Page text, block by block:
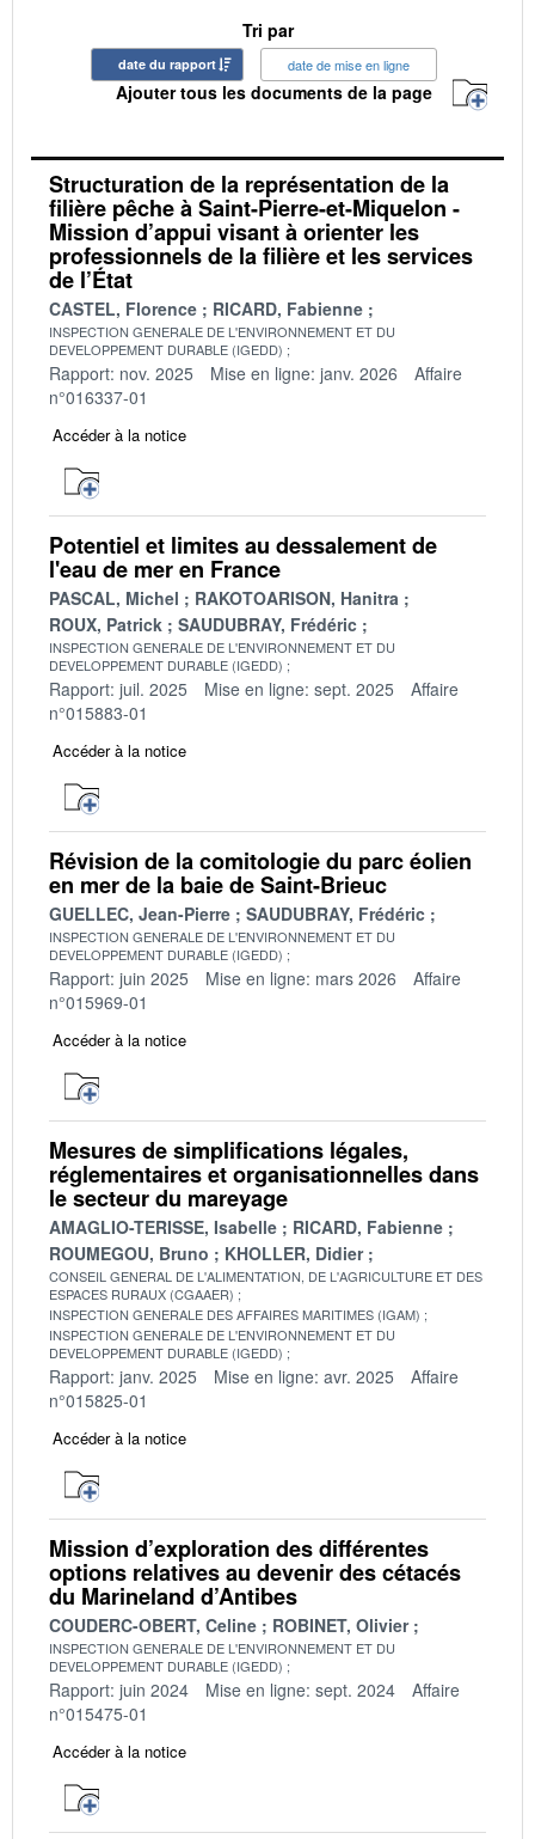
Tri par
date du rapport date de mise en ligne
Ajouter tous les documents de la page
Structuration de la représentation de la
filière pêche à Saint-Pierre-et-Miquelon -
Mission d’appui visant à orienter les
professionnels de la filière et les services
de l’État
CASTEL, Florence RICARD, Fabienne
INSPECTION GENERALE DE L'ENVIRONNEMENT ET DU
DEVELOPPEMENT DURABLE (IGEDD)
Rapport: nov. 2025 Mise en ligne: janv. 2026
Affaire
n°016337-01
Accéder à la notice
Potentiel et limites au dessalement de
l'eau de mer en France
PASCAL, Michel
RAKOTOARISON, Hanitra
ROUX, Patrick
SAUDUBRAY, Frédéric
INSPECTION GENERALE DE L'ENVIRONNEMENT ET DU
DEVELOPPEMENT DURABLE (IGEDD)
Rapport: juil. 2025 Mise en ligne: sept. 2025
Affaire
n°015883-01
Accéder à la notice
Révision de la comitologie du parc éolien
en mer de la baie de Saint-Brieuc
GUELLEC, Jean-Pierre SAUDUBRAY, Frédéric
INSPECTION GENERALE DE L'ENVIRONNEMENT ET DU
DEVELOPPEMENT DURABLE (IGEDD)
Rapport: juin 2025 Mise en ligne: mars 2026
Affaire
n°015969-01
Accéder à la notice
Mesures de simplifications légales,
réglementaires et organisationnelles dans
le secteur du mareyage
AMAGLIO-TERISSE, Isabelle
RICARD, Fabienne
ROUMEGOU, Bruno
KHOLLER, Didier
CONSEIL GENERAL DE L'ALIMENTATION, DE L'AGRICULTURE ET DES
ESPACES RURAUX (CGAAER)
INSPECTION GENERALE DES AFFAIRES MARITIMES (IGAM)
INSPECTION GENERALE DE L'ENVIRONNEMENT ET DU
DEVELOPPEMENT DURABLE (IGEDD)
Rapport: janv. 2025 Mise en ligne: avr. 2025
Affaire
n°015825-01
Accéder à la notice
Mission d’exploration des différentes
options relatives au devenir des cétacés
du Marineland d’Antibes
COUDERC-OBERT, Celine ROBINET, Olivier
INSPECTION GENERALE DE L'ENVIRONNEMENT ET DU
DEVELOPPEMENT DURABLE (IGEDD)
Rapport: juin 2024 Mise en ligne: sept. 2024
Affaire
n°015475-01
Accéder à la notice